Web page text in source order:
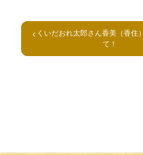
くいだおれ太郎さん香美（香住
て！